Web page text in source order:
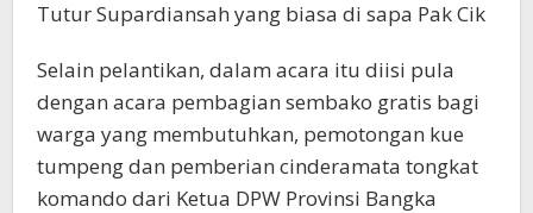
Tutur Supardiansah yang biasa di sapa Pak Cik
Selain pelantikan, dalam acara itu diisi pula
dengan acara pembagian sembako gratis bagi
warga yang membutuhkan, pemotongan kue
tumpeng dan pemberian cinderamata tongkat
komando dari Ketua DPW Provinsi Bangka